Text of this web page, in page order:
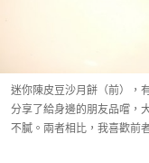
迷你陳皮豆沙月餅（前），
分享了給身邊的朋友品嚐，
不膩。兩者相比，我喜歡前